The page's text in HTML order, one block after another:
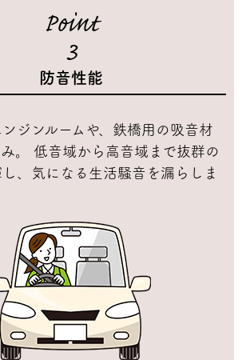
Point
3
防音性能
ジンルームや、鉄橋用の吸音材
。 低音域から高音域まで抜群の
、気になる生活騒音を漏らしま